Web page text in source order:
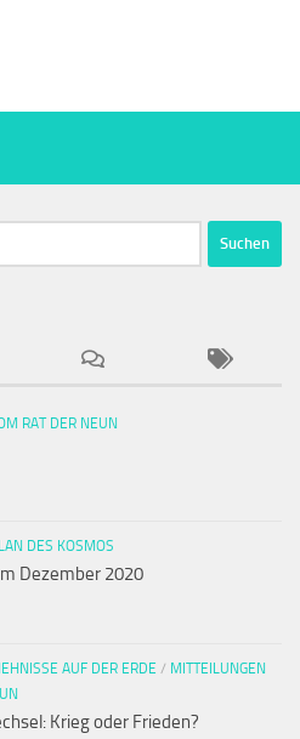
RAT DER NEUN
DES KOSMOS
Dezember 2020
AUF DER ERDE / MITTEILUNGEN
Krieg oder Frieden?